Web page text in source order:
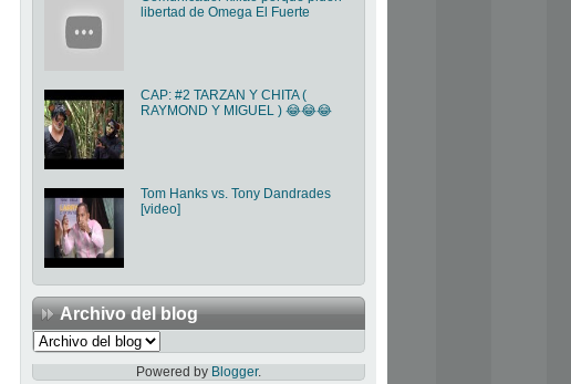
libertad de Omega El Fuerte
CAP: #2 TARZAN Y CHITA (
RAYMOND Y MIGUEL ) 😂😂😂
Tom Hanks vs. Tony Dandrades
[video]
Archivo del blog
Powered by Blogger.